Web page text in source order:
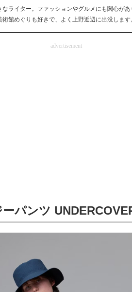
ライター。ファッションやグルメにも関心が
館めぐりも好きで、よく上野近辺に出没します
advertisement
パンツ